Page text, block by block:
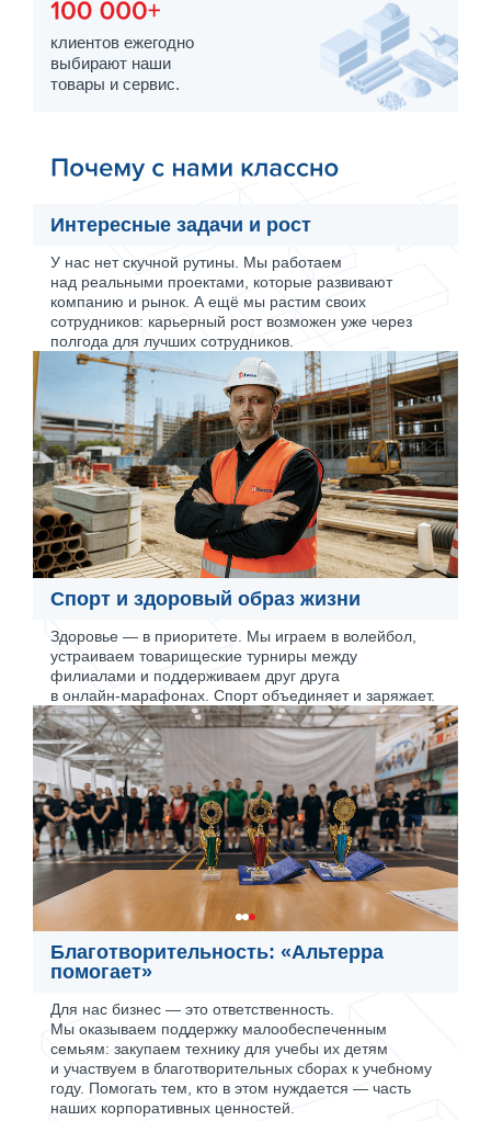
клиентов ежегодно
выбирают наши
товары и сервис.
Интересные задачи и рост
У нас нет скучной рутины. Мы работаем
над реальными проектами, которые развивают
компанию и рынок. А ещё мы растим своих
сотрудников: карьерный рост возможен уже через
полгода для лучших сотрудников.
Спорт и здоровый образ жизни
Здоровье — в приоритете. Мы играем в волейбол,
устраиваем товарищеские турниры между
филиалами и поддерживаем друг друга
в онлайн‑марафонах. Спорт объединяет и заряжает.
Благотворительность: «Альтерра
помогает»
Для нас бизнес — это ответственность.
Мы оказываем поддержку малообеспеченным
семьям: закупаем технику для учебы их детям
и участвуем в благотворительных сборах к учебному
году. Помогать тем, кто в этом нуждается — часть
наших корпоративных ценностей.